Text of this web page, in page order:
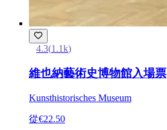
4.3(1.1k)
維也納藝術史博物館入場票
Kunsthistorisches Museum
從€22.50